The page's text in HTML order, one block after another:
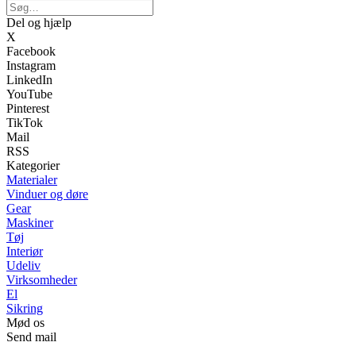
Del og hjælp
X
Facebook
Instagram
LinkedIn
YouTube
Pinterest
TikTok
Mail
RSS
Kategorier
Materialer
Vinduer og døre
Gear
Maskiner
Tøj
Interiør
Udeliv
Virksomheder
El
Sikring
Mød os
Send mail